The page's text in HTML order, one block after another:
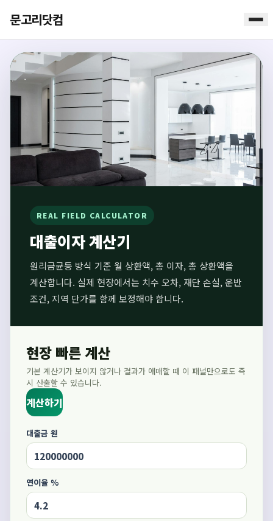
문고리닷컴
REAL FIELD CALCULATOR
대출이자 계산기
원리금균등 방식 기준 월 상환액, 총 이자, 총 상환액을
계산합니다. 실제 현장에서는 치수 오차, 재단 손실, 운반
조건, 지역 단가를 함께 보정해야 합니다.
현장 빠른 계산
기본 계산기가 보이지 않거나 결과가 애매할 때 이 패널만으로도 즉
시 산출할 수 있습니다.
계산하기
대출금 원
연이율 %